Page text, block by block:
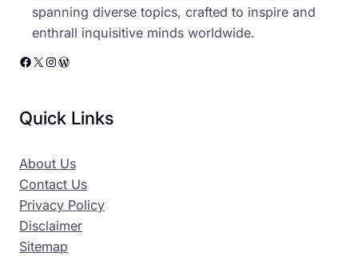
spanning diverse topics, crafted to inspire and
enthrall inquisitive minds worldwide.
Facebook X Instagram WordPress
Quick Links
About Us
Contact Us
Privacy Policy
Disclaimer
Sitemap